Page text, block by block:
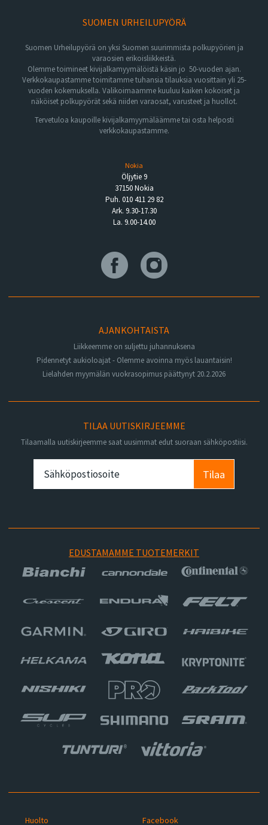
SUOMEN URHEILUPYÖRÄ
Suomen Urheilupyörä on yksi Suomen suurimmista polkupyörien ja
varaosien erikoisliikkeistä.
Olemme toimineet kivijalkamyymälöistä käsin jo 50-vuoden ajan.
Verkkokaupastamme toimitamme tuhansia tilauksia vuosittain yli 25-
vuoden kokemuksella. Valikoimaamme kuuluu kaiken kokoiset ja
näköiset polkupyörät sekä niiden varaosat, varusteet ja huollot.
Tervetuloa kaupoille kivijalkamyymäläämme tai osta helposti
verkkokaupastamme.
Nokia
Öljytie 9
37150 Nokia
Puh. 010 411 29 82
Ark. 9.30-17.30
La. 9.00-14.00
AJANKOHTAISTA
Liikkeemme on suljettu juhannuksena
Pidennetyt aukioloajat - Olemme avoinna myös lauantaisin!
Lielahden myymälän vuokrasopimus päättynyt 20.2.2026
TILAA UUTISKIRJEEMME
Tilaamalla uutiskirjeemme saat uusimmat edut suoraan sähköpostiisi.
Tilaa
EDUSTAMAMME TUOTEMERKIT
Huolto Facebook